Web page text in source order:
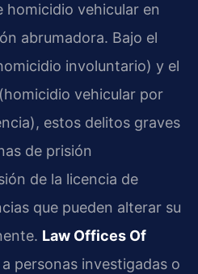
vehicular en
abrumadora. Bajo el
involuntario) y el
(homicidio vehicular por
estos delitos graves
de prisión
de la licencia de
que pueden alterar su
Law Offices Of
personas investigadas o